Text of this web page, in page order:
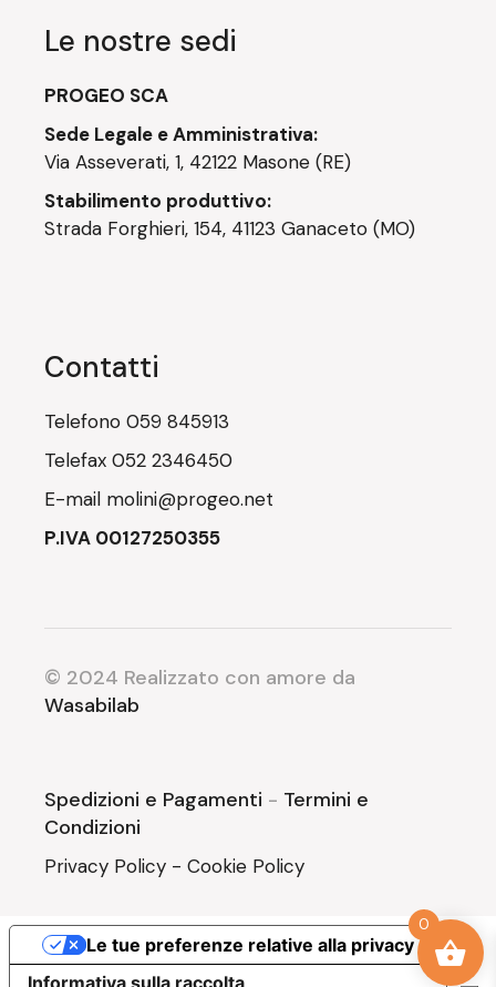
Le nostre sedi
PROGEO SCA
Sede Legale e Amministrativa:
Via Asseverati, 1, 42122 Masone (RE)
Stabilimento produttivo:
Strada Forghieri, 154, 41123 Ganaceto (MO)
Contatti
Telefono059 845913
Telefax052 2346450
E-mail molini@progeo.net
P.IVA 00127250355
© 2024 Realizzato con amore da
Wasabilab
Spedizioni e Pagamenti - Termini e
Condizioni
Privacy Policy -Cookie Policy
0
Le tue preferenze relative alla privacy